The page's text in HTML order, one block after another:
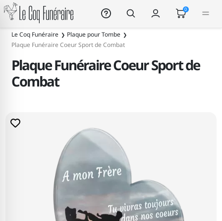
Le Coq Funéraire 0
Le Coq Funéraire
Plaque pour Tombe
Plaque Funéraire Coeur Sport de Combat
Plaque Funéraire Coeur Sport de
Combat